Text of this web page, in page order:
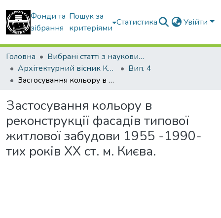
Фонди та
зібрання
Пошук за
критеріями
Статистика Увійти
Головна
Вибрані статті з наукових збірників КНУБА
Архітектурний вісник КНУБА
Вип. 4
Застосування кольору в реконструкції фасадів типової житлової забудови 1955 -1990-тих років XX ст. м. Києва.
Застосування кольору в
реконструкції фасадів типової
житлової забудови 1955 -1990-
тих років XX ст. м. Києва.